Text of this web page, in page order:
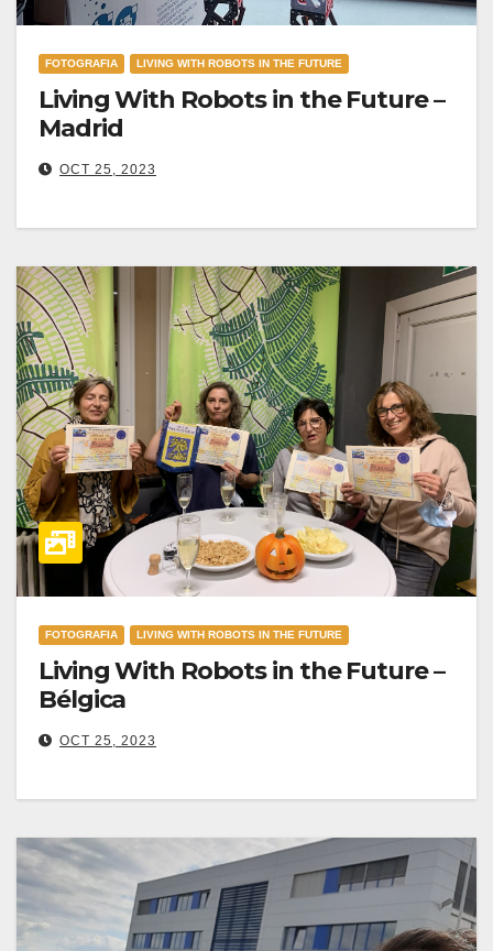
FOTOGRAFIA LIVING WITH ROBOTS IN THE FUTURE
Living With Robots in the Future –
Madrid
OCT 25, 2023
FOTOGRAFIA LIVING WITH ROBOTS IN THE FUTURE
Living With Robots in the Future –
Bélgica
OCT 25, 2023